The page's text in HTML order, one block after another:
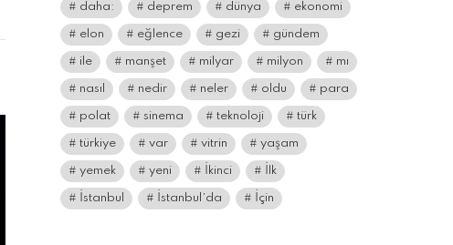
daha: deprem dünya ekonomi
elon eğlence gezi gündem
ile manşet milyar milyon mı
nasıl nedir neler oldu para
polat sinema teknoloji türk
türkiye var vitrin yaşam
yemek yeni İkinci İlk
İstanbul İstanbul’da İçin